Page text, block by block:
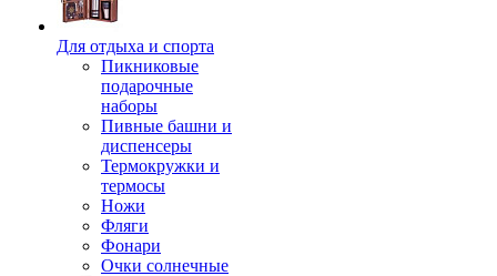
Для отдыха и спорта
Пикниковые
подарочные
наборы
Пивные башни и
диспенсеры
Термокружки и
термосы
Ножи
Фляги
Фонари
Очки солнечные